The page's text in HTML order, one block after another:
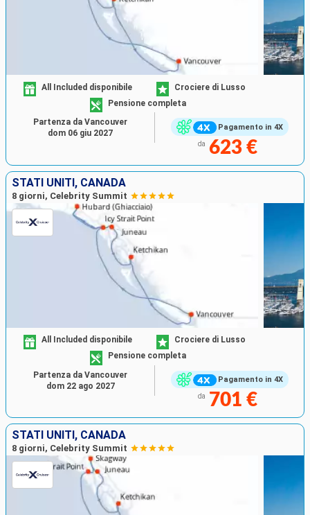
Pagamento in 4X
All Included disponibile
Crociere di Lusso
Pensione completa
da 623 €
Partenza da Vancouver
dom 06 giu 2027
STATI UNITI, CANADA
8 giorni, Celebrity Summit
Pagamento in 4X
All Included disponibile
Crociere di Lusso
Pensione completa
da 701 €
Partenza da Vancouver
dom 22 ago 2027
STATI UNITI, CANADA
8 giorni, Celebrity Summit